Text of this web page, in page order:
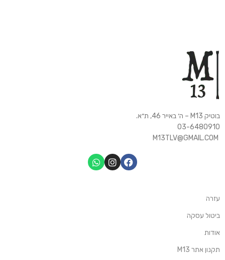
בוטיק M13 – ה׳ באייר 46, ת״א.
03-6480910
עזרה
ביטול עסקה
אודות
תקנון אתר M13